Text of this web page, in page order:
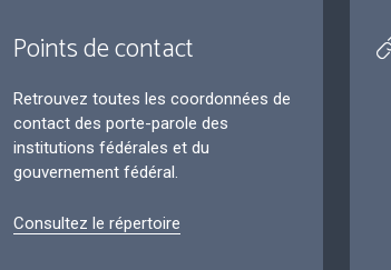
Points de contact
Retrouvez toutes les coordonnées de
contact des porte-parole des
institutions fédérales et du
gouvernement fédéral.
Consultez le répertoire